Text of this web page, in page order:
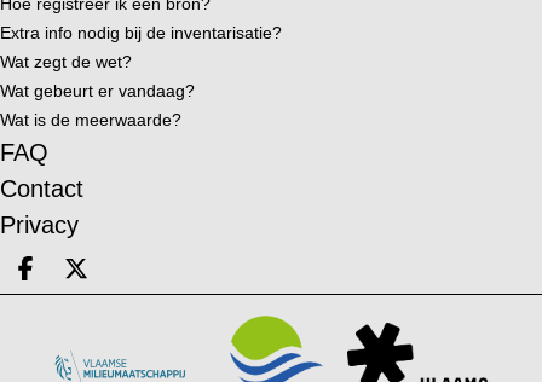
Hoe registreer ik een bron?
Extra info nodig bij de inventarisatie?
Wat zegt de wet?
Wat gebeurt er vandaag?
Wat is de meerwaarde?
FAQ
Contact
Privacy
Deel op facebook
Deel op X